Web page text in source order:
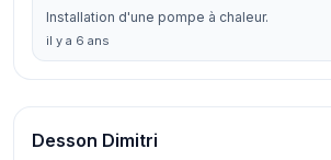
Installation d'une pompe à chaleur.
il y a 6 ans
Desson Dimitri